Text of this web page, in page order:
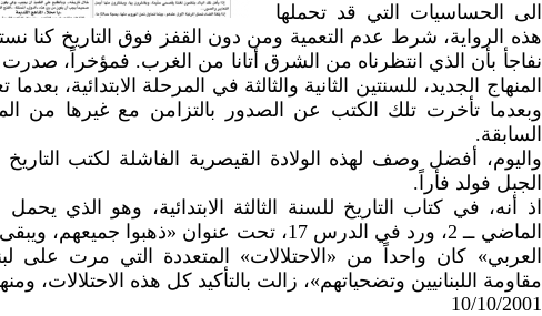
الى الحساسيات التي قد تحملها
هذه الرواية، شرط عدم التعمية ومن دون القفز فوق التاريخ كنا
نفاجأ بأن الذي انتظرناه من الشرق أتانا من الغرب. فمؤخراً، صدرت
المنهاج الجديد، للسنتين الثانية والثالثة في المرحلة الابتدائية،
وبعدما تأخرت تلك الكتب عن الصدور بالتزامن مع غيرها من
السابقة.
واليوم، أفضل وصف لهذه الولادة القيصرية الفاشلة لكتب
الجبل فولد فأراً.
اذ أنه، في كتاب التاريخ للسنة الثالثة الابتدائية، وهو الذي
الماضي ــ 2، ورد في الدرس 17، تحت عنوان «ذهبوا
العربي» كان واحداً من «الاحتلالات» المتعددة التي مرت على
مقاومة اللبنانيين وتضحياتهم»، زالت بالتأكيد كل هذه الاحتلالات،
10/10/2001